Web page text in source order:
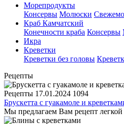
Морепродукты
Консервы Молюски
Краб Камчатский
Конечности краба Консервы
Икра
Креветки
Креветки без головы
Рецепты
Рецепты 17.01.2024 1094
Брускетта с гуакамоле и
Мы предлагаем Вам рецепт легкой